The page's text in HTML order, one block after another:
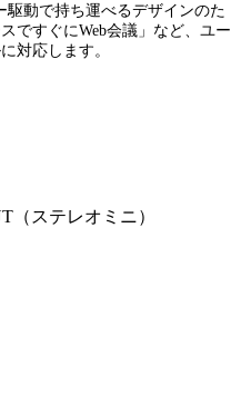
駆動で持ち運べるデザインのた
ですぐにWeb会議」など、ユー
対応します。
（ステレオミニ）